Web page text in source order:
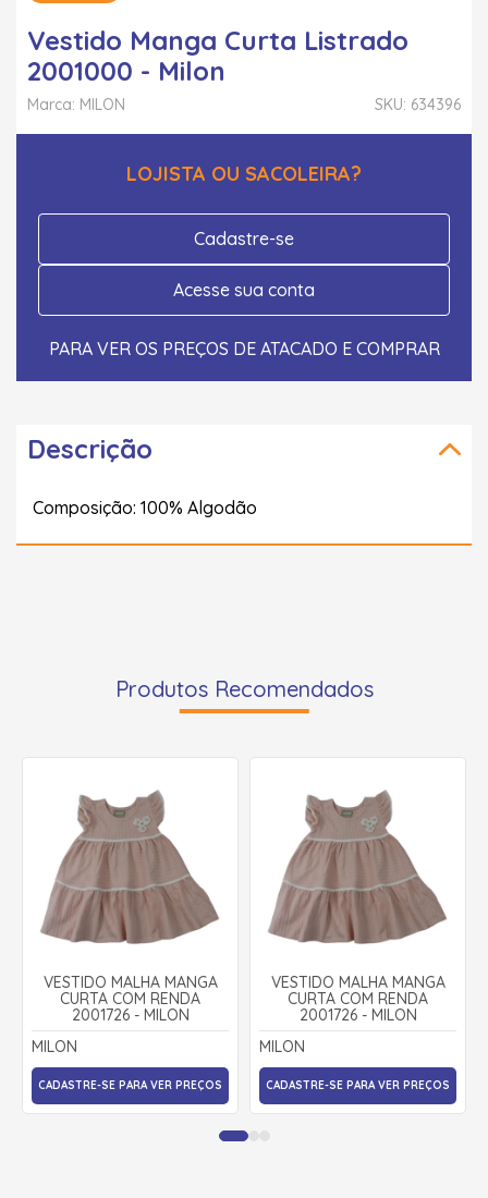
Vestido Manga Curta Listrado
2001000 - Milon
SKU: 634396
Marca: MILON
LOJISTA OU SACOLEIRA?
Cadastre-se
Acesse sua conta
PARA VER OS PREÇOS DE ATACADO E COMPRAR
Descrição
Composição: 100% Algodão
Produtos Recomendados
VESTIDO MALHA MANGA
CURTA COM RENDA
2001726 - MILON
MILON
CADASTRE-SE PARA VER PREÇOS
VESTIDO MALHA MANGA
CURTA COM RENDA
2001726 - MILON
MILON
CADASTRE-SE PARA VER PREÇOS